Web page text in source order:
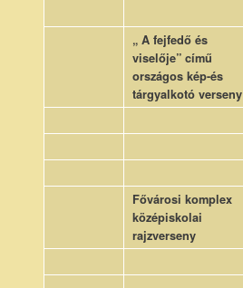
„ A fejfedő és
viselője” című
országos kép-és
tárgyalkotó verseny
Fővárosi komplex
középiskolai
rajzverseny